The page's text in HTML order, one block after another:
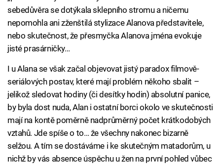
sebedůvěra se dotýkala sklepního stromu a ničemu
nepomohla ani zženštilá stylizace Alanova představitele,
nebo skutečnost, že přesmyčka Alanova jména evokuje
jisté prasárničky…
I u Alana se však začal objevovat jistý paradox filmově-
seriálových postav, které mají problém někoho sbalit –
jelikož sledovat hodiny (či desítky hodin) absolutní panice,
by byla dost nuda, Alan i ostatní borci okolo ve skutečnosti
mají na kontě poměrně nadprůměrný počet krátkodobých
vztahů. Jde spíše o to… že všechny nakonec bizarně
selžou. A tím se dostáváme i ke skutečným matadorům, u
nichž by vás absence úspěchu u žen na první pohled vůbec